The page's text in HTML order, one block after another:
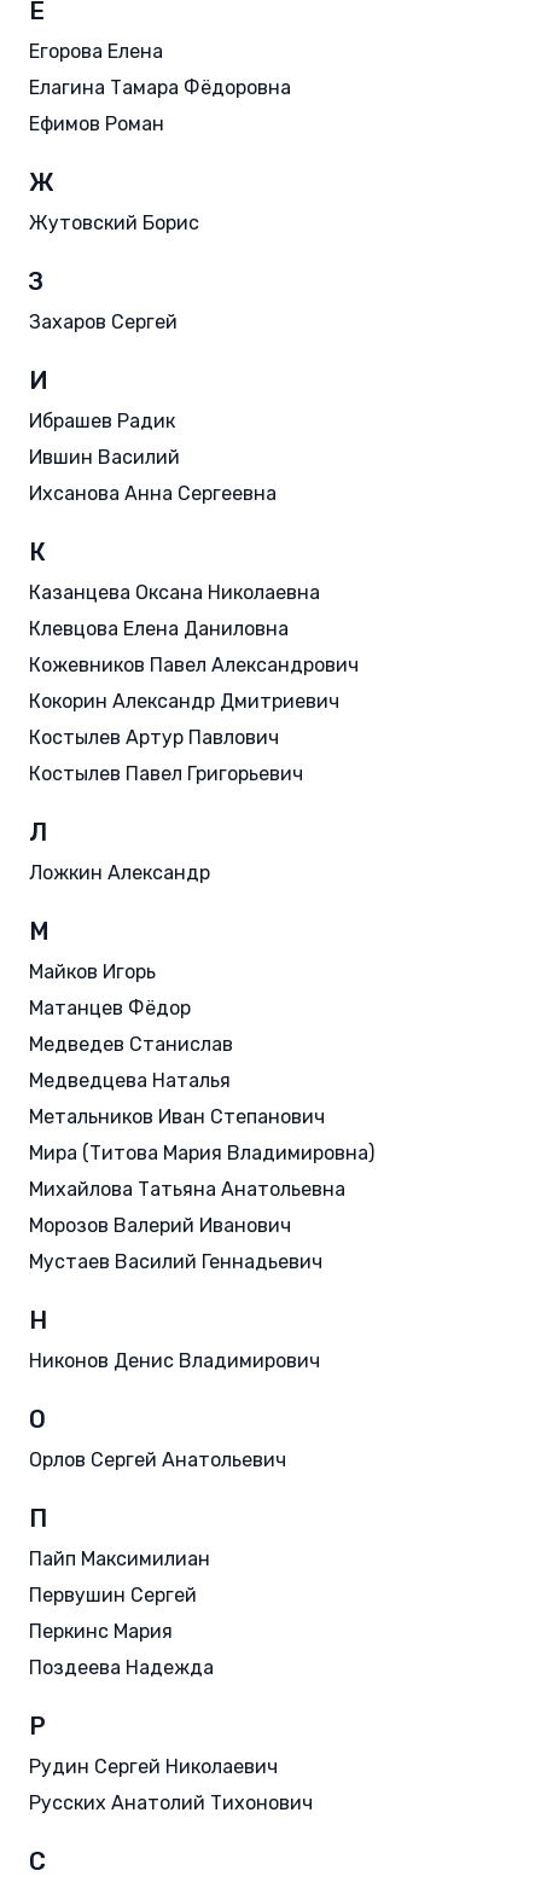
Е
Егорова Елена
Елагина Тамара Фёдоровна
Ефимов Роман
Ж
Жутовский Борис
З
Захаров Сергей
И
Ибрашев Радик
Ившин Василий
Ихсанова Анна Сергеевна
К
Казанцева Оксана Николаевна
Клевцова Елена Даниловна
Кожевников Павел Александрович
Кокорин Александр Дмитриевич
Костылев Артур Павлович
Костылев Павел Григорьевич
Л
Ложкин Александр
М
Майков Игорь
Матанцев Фёдор
Медведев Станислав
Медведцева Наталья
Метальников Иван Степанович
Мира (Титова Мария Владимировна)
Михайлова Татьяна Анатольевна
Морозов Валерий Иванович
Мустаев Василий Геннадьевич
Н
Никонов Денис Владимирович
О
Орлов Сергей Анатольевич
П
Пайп Максимилиан
Первушин Сергей
Перкинс Мария
Поздеева Надежда
Р
Рудин Сергей Николаевич
Русских Анатолий Тихонович
С